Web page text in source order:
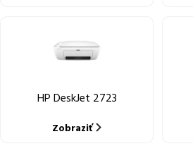
HP DeskJet 2723
Zobraziť